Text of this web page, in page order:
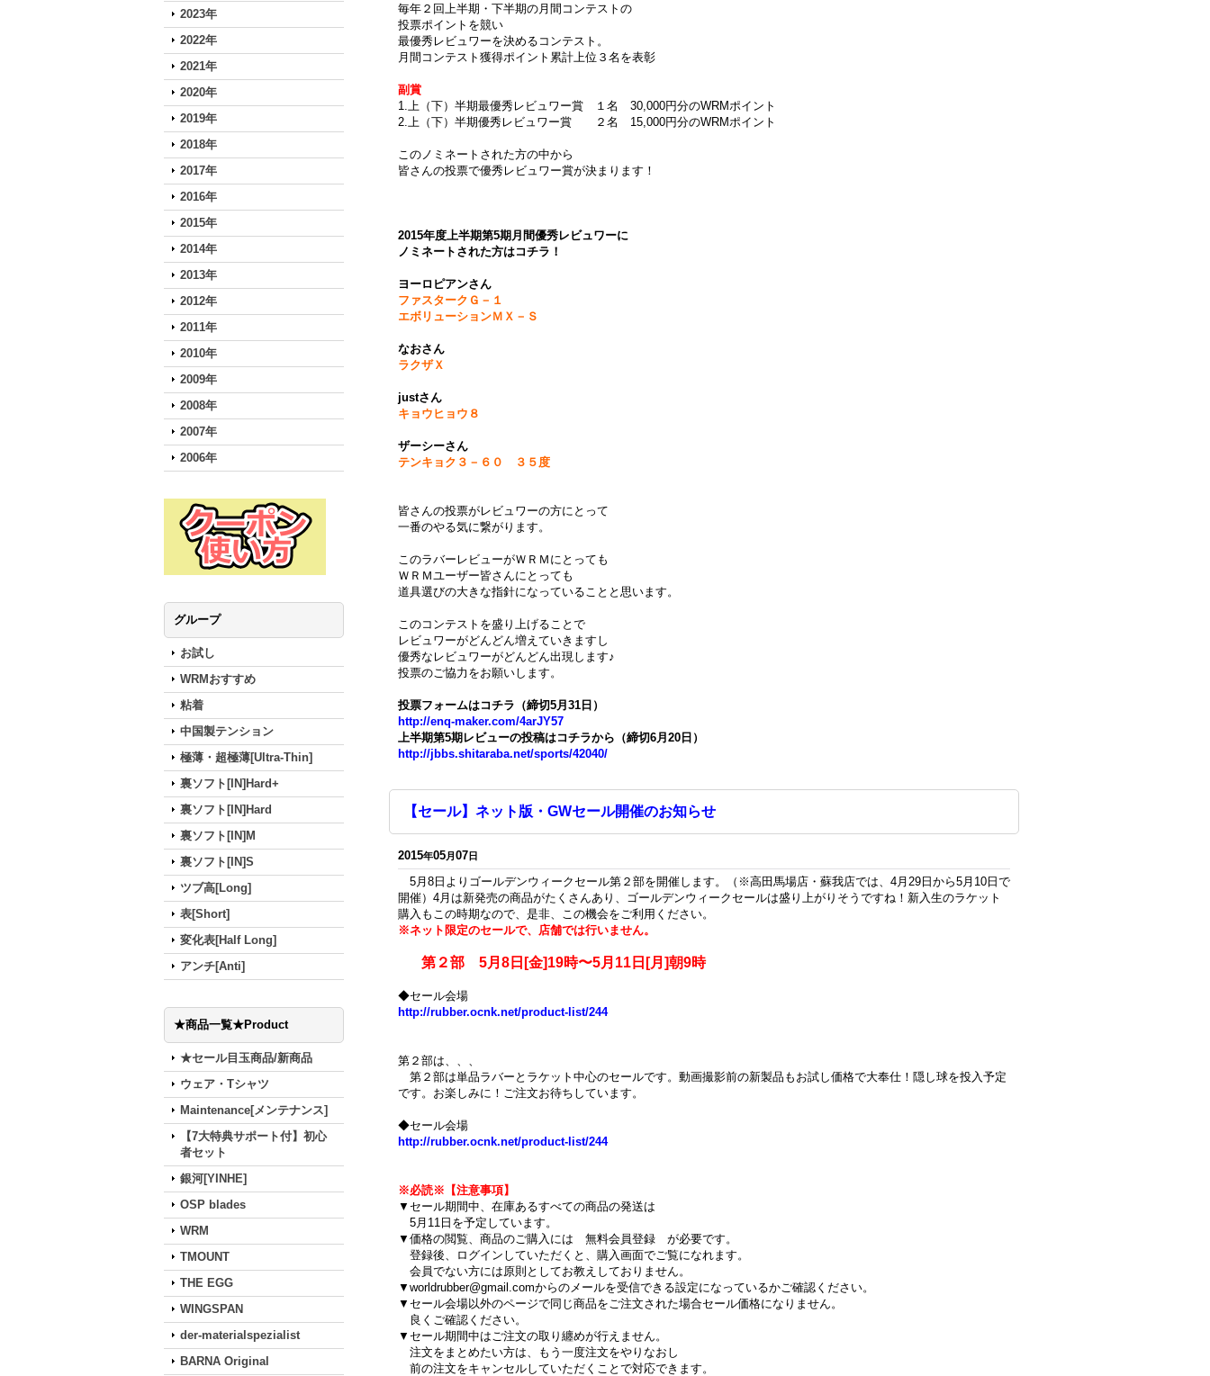
2023年
2022年
2021年
2020年
2019年
2018年
2017年
2016年
2015年
2014年
2013年
2012年
2011年
2010年
2009年
2008年
2007年
2006年
グループ
お試し
WRMおすすめ
粘着
中国製テンション
極薄・超極薄[Ultra-Thin]
裏ソフト[IN]Hard+
裏ソフト[IN]Hard
裏ソフト[IN]M
裏ソフト[IN]S
ツブ高[Long]
表[Short]
変化表[Half Long]
アンチ[Anti]
★商品一覧★Product
★セール目玉商品/新商品
ウェア・Tシャツ
Maintenance[メンテナンス]
【7大特典サポート付】初心
者セット
銀河[YINHE]
OSP blades
WRM
TMOUNT
THE EGG
WINGSPAN
der-materialspezialist
BARNA Original
毎年２回上半期・下半期の月間コンテストの
投票ポイントを競い
最優秀レビュワーを決めるコンテスト。
月間コンテスト獲得ポイント累計上位３名を表彰
副賞
1.上（下）半期最優秀レビュワー賞 １名 30,000円分のWRMポイント
2.上（下）半期優秀レビュワー賞 ２名 15,000円分のWRMポイント
このノミネートされた方の中から
皆さんの投票で優秀レビュワー賞が決まります！
2015年度上半期第5期月間優秀レビュワーに
ノミネートされた方はコチラ！
ヨーロピアンさん
ファスタークＧ－１
エボリューションＭＸ－Ｓ
なおさん
ラクザＸ
justさん
キョウヒョウ８
ザーシーさん
テンキョク３－６０ ３５度
皆さんの投票がレビュワーの方にとって
一番のやる気に繋がります。
このラバーレビューがＷＲＭにとっても
ＷＲＭユーザー皆さんにとっても
道具選びの大きな指針になっていることと思います。
このコンテストを盛り上げることで
レビュワーがどんどん増えていきますし
優秀なレビュワーがどんどん出現します♪
投票のご協力をお願いします。
投票フォームはコチラ（締切5月31日）
http://enq-maker.com/4arJY57
上半期第5期レビューの投稿はコチラから（締切6月20日）
http://jbbs.shitaraba.net/sports/42040/
【セール】ネット版・GWセール開催のお知らせ
2015年05月07日
5月8日よりゴールデンウィークセール第２部を開催します。（※高田馬場店・蘇我店では、4月29日から5月10日で
開催）4月は新発売の商品がたくさんあり、ゴールデンウィークセールは盛り上がりそうですね！新入生のラケット
購入もこの時期なので、是非、この機会をご利用ください。
※ネット限定のセールで、店舗では行いません。
第２部 5月8日[金]19時〜5月11日[月]朝9時
◆セール会場
http://rubber.ocnk.net/product-list/244
第２部は、、、
第２部は単品ラバーとラケット中心のセールです。動画撮影前の新製品もお試し価格で大奉仕！隠し球を投入予定
です。お楽しみに！ご注文お待ちしています。
◆セール会場
http://rubber.ocnk.net/product-list/244
※必読※【注意事項】
▼セール期間中、在庫あるすべての商品の発送は
5月11日を予定しています。
▼価格の閲覧、商品のご購入には 無料会員登録 が必要です。
登録後、ログインしていただくと、購入画面でご覧になれます。
会員でない方には原則としてお教えしておりません。
▼worldrubber@gmail.comからのメールを受信できる設定になっているかご確認ください。
▼セール会場以外のページで同じ商品をご注文された場合セール価格になりません。
良くご確認ください。
▼セール期間中はご注文の取り纏めが行えません。
注文をまとめたい方は、もう一度注文をやりなおし
前の注文をキャンセルしていただくことで対応できます。